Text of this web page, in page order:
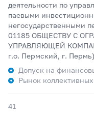
деятельности по
паевыми
негосударственными
01185 ОБЩЕСТВУ С
УПРАВЛЯЮЩЕЙ
г.о. Пермский, г.
Допуск на
Рынок
41